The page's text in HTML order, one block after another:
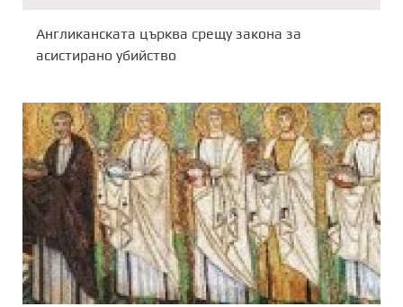
Англиканската църква срещу закона за
асистирано убийство